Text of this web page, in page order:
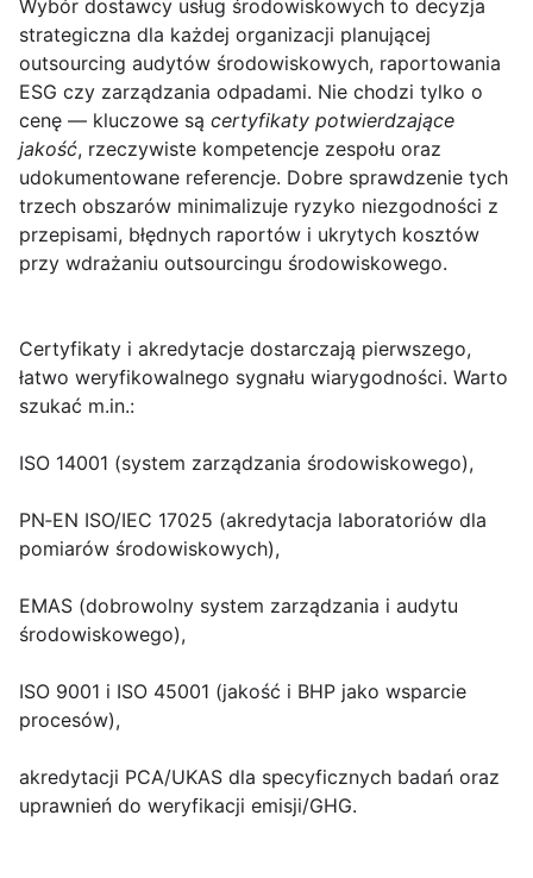
Wybór dostawcy usług środowiskowych to decyzja
strategiczna dla każdej organizacji planującej
outsourcing audytów środowiskowych, raportowania
ESG czy zarządzania odpadami. Nie chodzi tylko o
cenę — kluczowe są certyfikaty potwierdzające
jakość, rzeczywiste kompetencje zespołu oraz
udokumentowane referencje. Dobre sprawdzenie tych
trzech obszarów minimalizuje ryzyko niezgodności z
przepisami, błędnych raportów i ukrytych kosztów
przy wdrażaniu outsourcingu środowiskowego.
Certyfikaty i akredytacje dostarczają pierwszego,
łatwo weryfikowalnego sygnału wiarygodności. Warto
szukać m.in.:
ISO 14001 (system zarządzania środowiskowego),
PN‑EN ISO/IEC 17025 (akredytacja laboratoriów dla
pomiarów środowiskowych),
EMAS (dobrowolny system zarządzania i audytu
środowiskowego),
ISO 9001 i ISO 45001 (jakość i BHP jako wsparcie
procesów),
akredytacji PCA/UKAS dla specyficznych badań oraz
uprawnień do weryfikacji emisji/GHG.